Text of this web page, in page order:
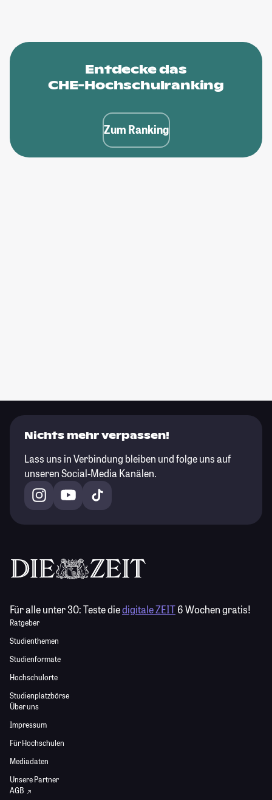
Entdecke das
CHE-Hochschulranking
Zum Ranking
Nichts mehr verpassen!
Lass uns in Verbindung bleiben und folge uns auf
unseren Social-Media Kanälen.
Für alle unter 30:Teste diedigitale ZEIT6 Wochen gratis!
Ratgeber
Studienthemen
Studienformate
Hochschulorte
Studienplatzbörse
Über uns
Impressum
Für Hochschulen
Mediadaten
Unsere Partner
AGB